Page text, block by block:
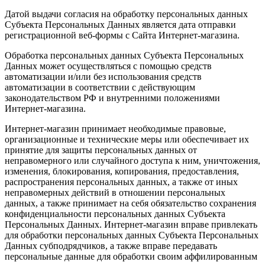
Датой выдачи согласия на обработку персональных данных
Субъекта Персональных Данных является дата отправки
регистрационной веб-формы с Сайта Интернет-магазина.
Обработка персональных данных Субъекта Персональных
Данных может осуществляться с помощью средств
автоматизации и/или без использования средств
автоматизации в соответствии с действующим
законодательством РФ и внутренними положениями
Интернет-магазина.
Интернет-магазин принимает необходимые правовые,
организационные и технические меры или обеспечивает их
принятие для защиты персональных данных от
неправомерного или случайного доступа к ним, уничтожения,
изменения, блокирования, копирования, предоставления,
распространения персональных данных, а также от иных
неправомерных действий в отношении персональных
данных, а также принимает на себя обязательство сохранения
конфиденциальности персональных данных Субъекта
Персональных Данных. Интернет-магазин вправе привлекать
для обработки персональных данных Субъекта Персональных
Данных субподрядчиков, а также вправе передавать
персональные данные для обработки своим аффилированным